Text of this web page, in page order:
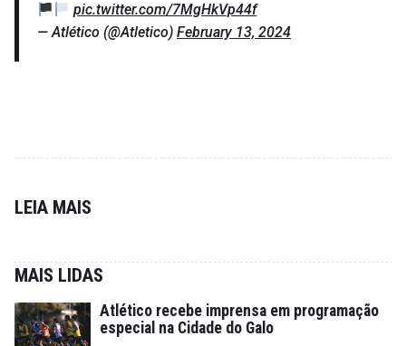
pic.twitter.com/7MgHkVp44f
— Atlético (@Atletico) February 13, 2024
LEIA MAIS
MAIS LIDAS
Atlético recebe imprensa em programação
especial na Cidade do Galo